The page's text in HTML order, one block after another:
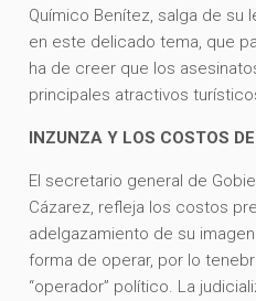
Químico Benítez, salga de su
en este delicado tema, que
ha de creer que los
principales atractivos
INZUNZA Y LOS COSTOS
El secretario general de
Cázarez, refleja los costos
adelgazamiento de su
forma de operar, por lo
“operador” político. La